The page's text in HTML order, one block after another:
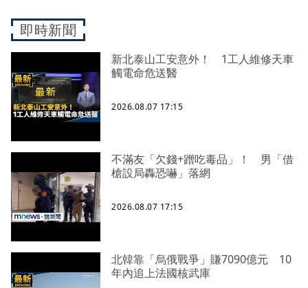
即時新聞
新北泰山工安意外！ 1工人維修天車
觸電命危送醫
2026.08.07 17:15
不滿友「欠錢+蹭吃毒品」！ 男「借
槍設局轟恐嚇」落網
2026.08.07 17:15
北韓靠「烏俄戰爭」賺7090億元 10
年內追上法國核武庫